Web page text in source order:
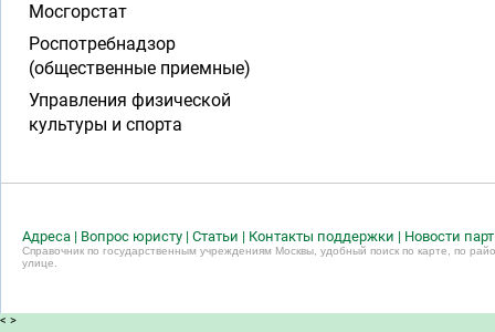
Мосгорстат
Роспотребнадзор
(общественные приемные)
Управления физической
культуры и спорта
Адреса | Вопрос юристу | Статьи | Контакты поддержки | Новости
Справочник по государственным учреждениям Москвы, удобный поиск по карте, по
улице.
< >